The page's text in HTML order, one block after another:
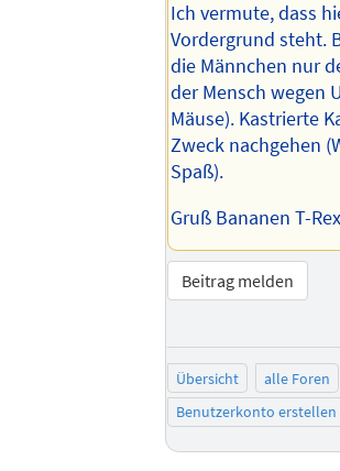
Ich vermute, dass
Vordergrund steht.
die Männchen nur
der Mensch wegen
Mäuse). Kastrierte
Zweck nachgehen
Spaß).
Gruß Bananen T-Rex
Beitrag melden
Übersicht alle Foren
Benutzerkonto erstellen